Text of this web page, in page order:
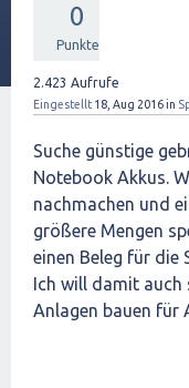
0
Punkte
2.423 Aufrufe
Eingestellt 18, Aug 2016in
Suche günstige
Notebook Akkus.
nachmachen und
größere Mengen
einen Beleg für die
Ich will damit auch
Anlagen bauen für